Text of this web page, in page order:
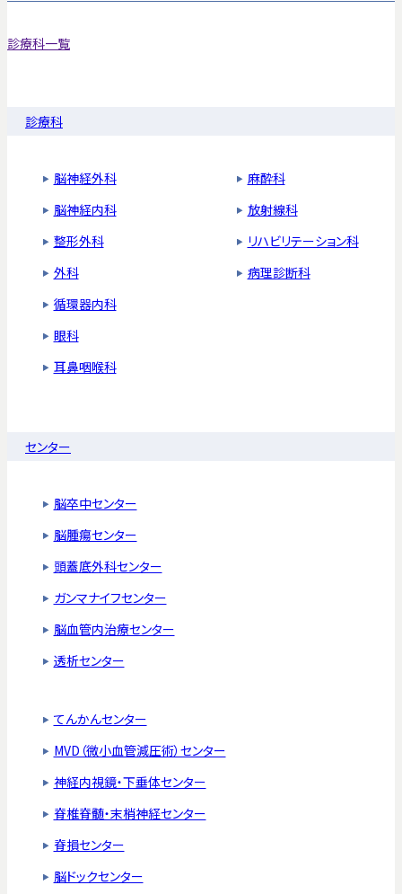
診療科一覧
診療科
脳神経外科
脳神経内科
整形外科
外科
循環器内科
眼科
耳鼻咽喉科
麻酔科
放射線科
リハビリテーション科
病理診断科
センター
脳卒中センター
脳腫瘍センター
頭蓋底外科センター
ガンマナイフセンター
脳血管内治療センター
透析センター
てんかんセンター
MVD（微小血管減圧術）センター
神経内視鏡・下垂体センター
脊椎脊髄・末梢神経センター
脊損センター
脳ドックセンター